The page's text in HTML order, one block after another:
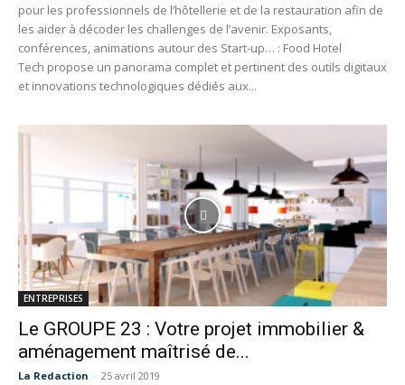
pour les professionnels de l’hôtellerie et de la restauration afin de
les aider à décoder les challenges de l’avenir. Exposants,
conférences, animations autour des Start-up… : Food Hotel
Tech propose un panorama complet et pertinent des outils digitaux
et innovations technologiques dédiés aux...
ENTREPRISES
Le GROUPE 23 : Votre projet immobilier &
aménagement maîtrisé de...
La Redaction - 25 avril 2019